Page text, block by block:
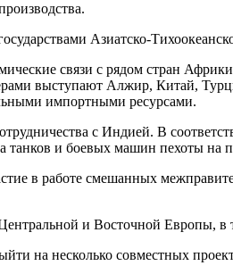
Азиатско-
связи с рядом стран
выступают Алжир, Китай,
импортными ресурсами.
с Индией. В
танков и боевых машин пехоты
в работе смешанных
и Восточной
на несколько совместных